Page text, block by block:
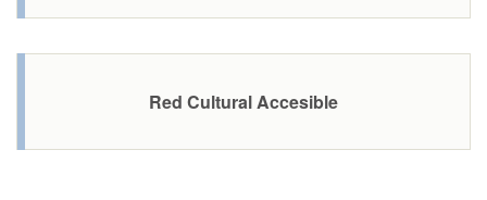
Red Cultural Accesible